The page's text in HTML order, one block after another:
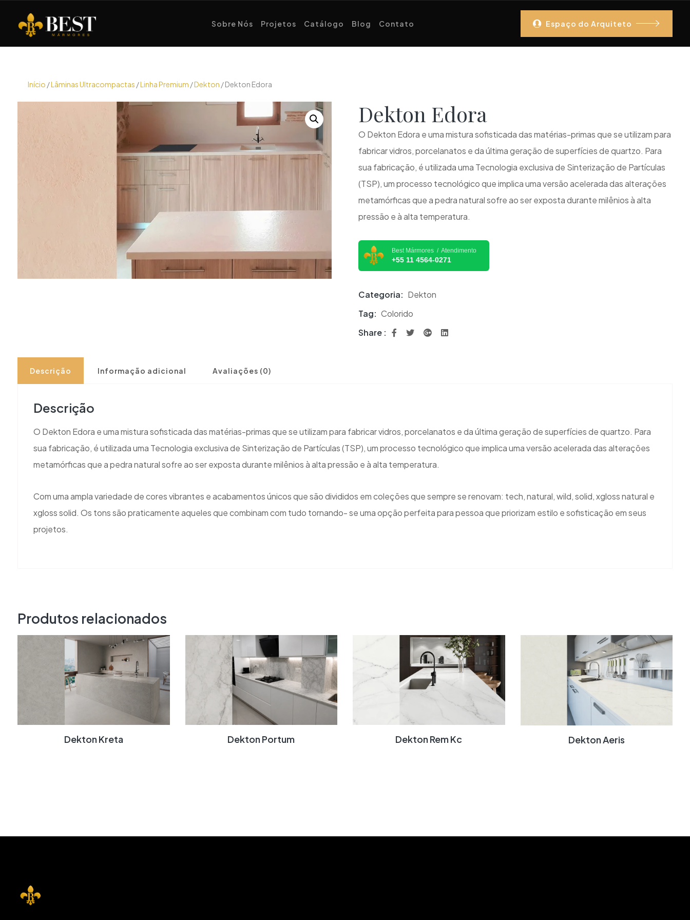
Sobre Nós Projetos Catálogo Blog Contato Espaço do Arquiteto
Início /Lâminas Ultracompactas /Linha Premium /Dekton / Dekton Edora
Dekton Edora
O Dekton Edora e uma mistura sofisticada das matérias-primas que se utilizam para
fabricar vidros, porcelanatos e da última geração de superfícies de quartzo. Para
sua fabricação, é utilizada uma Tecnologia exclusiva de Sinterização de Partículas
(TSP), um processo tecnológico que implica uma versão acelerada das alterações
metamórficas que a pedra natural sofre ao ser exposta durante milênios à alta
pressão e à alta temperatura.
Best Mármores / Atendimento
+55 11 4564-0271
Categoria: Dekton
Tag: Colorido
Share :
Descrição Informação adicional Avaliações (0)
Descrição
O Dekton Edora e uma mistura sofisticada das matérias-primas que se utilizam para fabricar vidros, porcelanatos e da última geração de superfícies de quartzo. Para
sua fabricação, é utilizada uma Tecnologia exclusiva de Sinterização de Partículas (TSP), um processo tecnológico que implica uma versão acelerada das alterações
metamórficas que a pedra natural sofre ao ser exposta durante milênios à alta pressão e à alta temperatura.
Com uma ampla variedade de cores vibrantes e acabamentos únicos que são divididos em coleções que sempre se renovam: tech, natural, wild, solid, xgloss natural e
xgloss solid. Os tons são praticamente aqueles que combinam com tudo tornando- se uma opção perfeita para pessoa que priorizam estilo e sofisticação em seus
projetos.
Produtos relacionados
Dekton Kreta Dekton Portum Dekton Rem Kc Dekton Aeris